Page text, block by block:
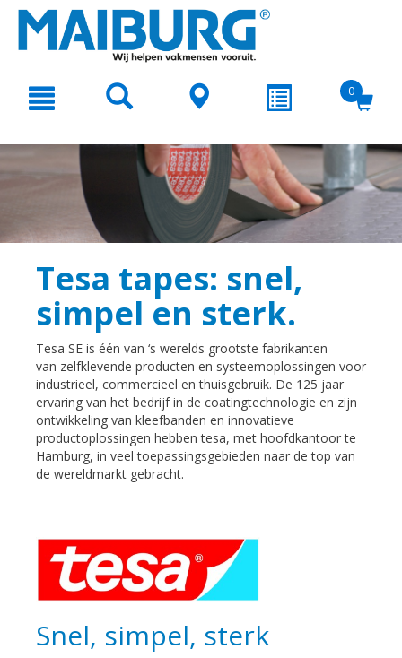
text.skipToNavigation
0
Tesa tapes: snel,
simpel en sterk.
Tesa SE is één van ‘s werelds grootste fabrikanten
van zelfklevende producten en systeemoplossingen voor
industrieel, commercieel en thuisgebruik. De 125 jaar
ervaring van het bedrijf in de coatingtechnologie en zijn
ontwikkeling van kleefbanden en innovatieve
productoplossingen hebben tesa, met hoofdkantoor te
Hamburg, in veel toepassingsgebieden naar de top van
de wereldmarkt gebracht.
Snel, simpel, sterk